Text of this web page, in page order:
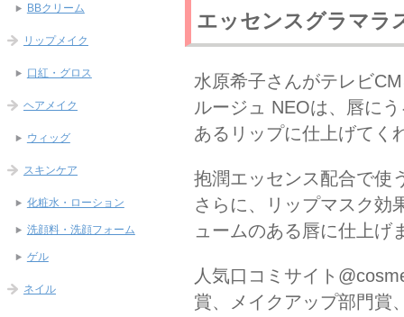
エッセンスグラマラ
水原希子さんがテレビ
ルージュ NEOは、唇に
あるリップに仕上げてく
抱潤エッセンス配合で使
さらに、リップマスク効
ュームのある唇に仕上げ
人気口コミサイト
賞、メイクアップ部門賞
BBクリーム
リップメイク
口紅・グロス
ヘアメイク
ウィッグ
スキンケア
化粧水・ローション
洗顔料・洗顔フォーム
ゲル
ネイル